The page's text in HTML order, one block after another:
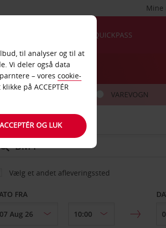
Mine
QUICKPASS
BIL VAREVOGN
FRA
Vælg et andet afleveringssted
FRA
til analyser og til at
Vi deler også data
– vores cookie-
på ACCEPTÉR
ACCEPTÉR OG LUK